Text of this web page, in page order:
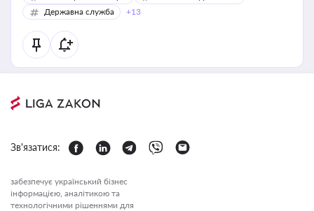
Державна служба
+13
Зв'язатися:
забезпечує український бізнес
інформацією, аналітикою та
технологічними рішеннями для